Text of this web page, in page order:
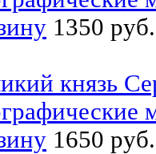
1350 руб.
князь
1650 руб.